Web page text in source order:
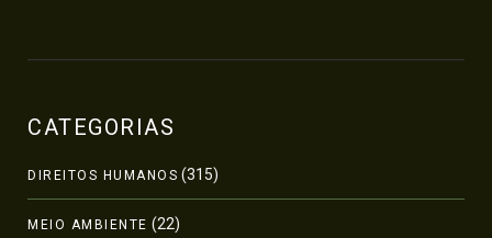
CATEGORIAS
DIREITOS HUMANOS (315)
MEIO AMBIENTE (22)